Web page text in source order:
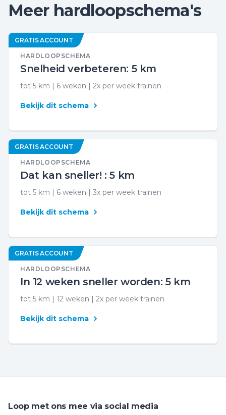
Meer hardloopschema's
GRATIS ACCOUNT
HARDLOOPSCHEMA
Snelheid verbeteren: 5 km
tot 5 km | 6 weken | 2x per week trainen
Bekijk dit schema
GRATIS ACCOUNT
HARDLOOPSCHEMA
Dat kan sneller! : 5 km
tot 5 km | 6 weken | 3x per week trainen
Bekijk dit schema
GRATIS ACCOUNT
HARDLOOPSCHEMA
In 12 weken sneller worden: 5 km
tot 5 km | 12 weken | 2x per week trainen
Bekijk dit schema
Loop met ons mee via social media